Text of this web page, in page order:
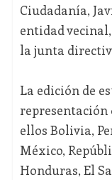
Ciudadanía,
entidad vecinal,
la junta
La edición de
representación
ellos Bolivia,
México,
Honduras, El